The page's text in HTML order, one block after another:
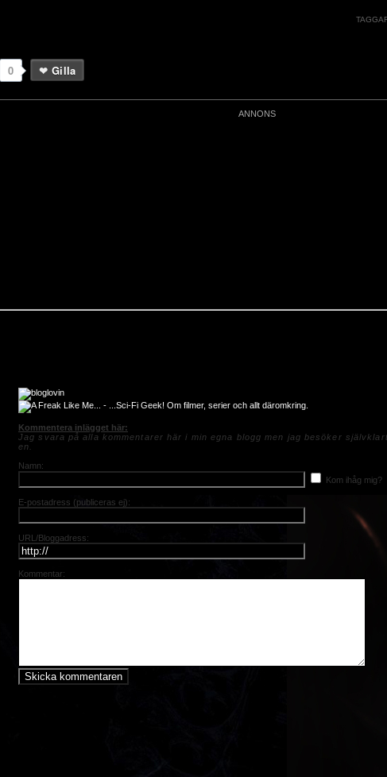
0 Gilla
Kommentera inlägget här:
Jag svara på alla kommentarer här i min egna blogg men jag besöker
en.
Namn:
Kom ihåg mig?
E-postadress (publiceras ej):
URL/Bloggadress:
Kommentar: